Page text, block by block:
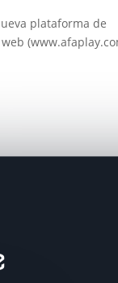
plataforma de